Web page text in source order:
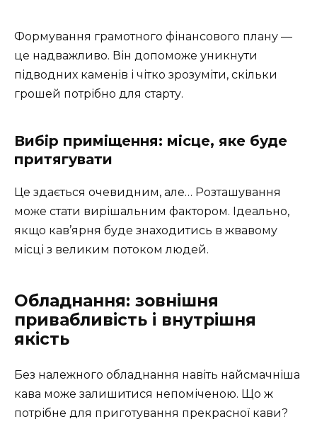
Формування грамотного фінансового плану —
це надважливо. Він допоможе уникнути
підводних каменів і чітко зрозуміти, скільки
грошей потрібно для старту.
Вибір приміщення: місце, яке буде
притягувати
Це здається очевидним, але… Розташування
може стати вирішальним фактором. Ідеально,
якщо кав’ярня буде знаходитись в жвавому
місці з великим потоком людей.
Обладнання: зовнішня
привабливість і внутрішня
якість
Без належного обладнання навіть найсмачніша
кава може залишитися непоміченою. Що ж
потрібне для приготування прекрасної кави?